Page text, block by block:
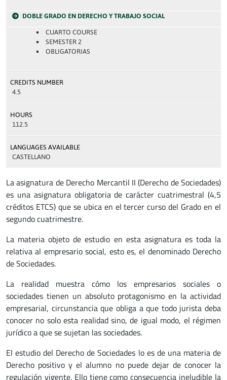
DOBLE GRADO EN DERECHO Y TRABAJO SOCIAL
CUARTO COURSE
SEMESTER 2
OBLIGATORIAS
CREDITS NUMBER
4.5
HOURS
112.5
LANGUAGES AVAILABLE
CASTELLANO
La asignatura de Derecho Mercantil II (Derecho de Sociedades)
es una asignatura obligatoria de carácter cuatrimestral (4,5
créditos ETCS) que se ubica en el tercer curso del Grado en el
segundo cuatrimestre.
La materia objeto de estudio en esta asignatura es toda la
relativa al empresario social, esto es, el denominado Derecho
de Sociedades.
La realidad muestra cómo los empresarios sociales o
sociedades tienen un absoluto protagonismo en la actividad
empresarial, circunstancia que obliga a que todo jurista deba
conocer no solo esta realidad sino, de igual modo, el régimen
jurídico a que se sujetan las sociedades.
El estudio del Derecho de Sociedades lo es de una materia de
Derecho positivo y el alumno no puede dejar de conocer la
regulación vigente. Ello tiene como consecuencia ineludible la